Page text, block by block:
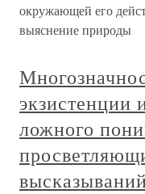
окружающей его
выяснение природы
экзистенции
ложного